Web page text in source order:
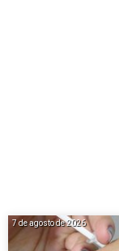
7 de agosto de 2026